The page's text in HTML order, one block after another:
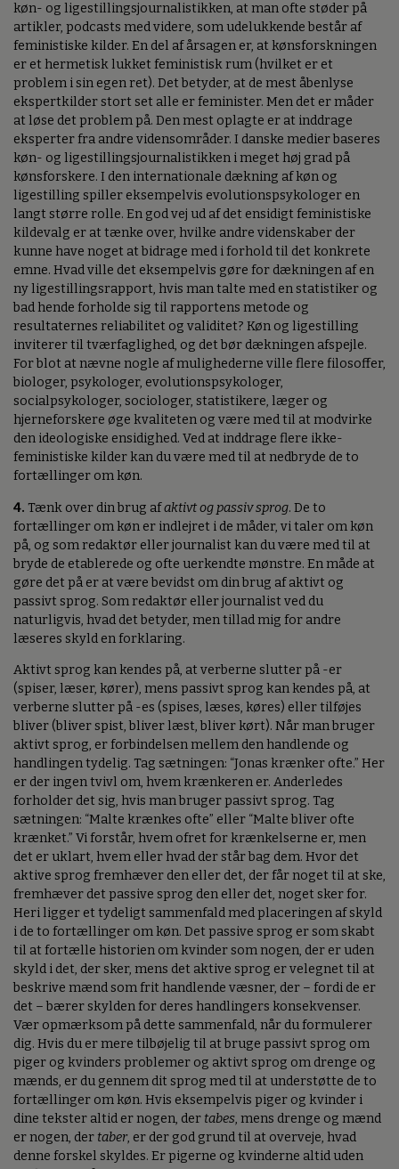
køn- og ligestillingsjournalistikken, at man ofte støder på
artikler, podcasts med videre, som udelukkende består af
feministiske kilder. En del af årsagen er, at kønsforskningen
er et hermetisk lukket feministisk rum (hvilket er et
problem i sin egen ret). Det betyder, at de mest åbenlyse
ekspertkilder stort set alle er feminister. Men det er måder
at løse det problem på. Den mest oplagte er at inddrage
eksperter fra andre vidensområder. I danske medier baseres
køn- og ligestillingsjournalistikken i meget høj grad på
kønsforskere. I den internationale dækning af køn og
ligestilling spiller eksempelvis evolutionspsykologer en
langt større rolle. En god vej ud af det ensidigt feministiske
kildevalg er at tænke over, hvilke andre videnskaber der
kunne have noget at bidrage med i forhold til det konkrete
emne. Hvad ville det eksempelvis gøre for dækningen af en
ny ligestillingsrapport, hvis man talte med en statistiker og
bad hende forholde sig til rapportens metode og
resultaternes reliabilitet og validitet? Køn og ligestilling
inviterer til tværfaglighed, og det bør dækningen afspejle.
For blot at nævne nogle af mulighederne ville flere filosoffer,
biologer, psykologer, evolutionspsykologer,
socialpsykologer, sociologer, statistikere, læger og
hjerneforskere øge kvaliteten og være med til at modvirke
den ideologiske ensidighed. Ved at inddrage flere ikke-
feministiske kilder kan du være med til at nedbryde de to
fortællinger om køn.
4. Tænk over din brug afaktivt og passiv sprog. De to
fortællinger om køn er indlejret i de måder, vi taler om køn
på, og som redaktør eller journalist kan du være med til at
bryde de etablerede og ofte uerkendte mønstre. En måde at
gøre det på er at være bevidst om din brug af aktivt og
passivt sprog. Som redaktør eller journalist ved du
naturligvis, hvad det betyder, men tillad mig for andre
læseres skyld en forklaring.
Aktivt sprog kan kendes på, at verberne slutter på -er
(spiser, læser, kører), mens passivt sprog kan kendes på, at
verberne slutter på -es (spises, læses, køres) eller tilføjes
bliver (bliver spist, bliver læst, bliver kørt). Når man bruger
aktivt sprog, er forbindelsen mellem den handlende og
handlingen tydelig. Tag sætningen: “Jonas krænker ofte.” Her
er der ingen tvivl om, hvem krænkeren er. Anderledes
forholder det sig, hvis man bruger passivt sprog. Tag
sætningen: “Malte krænkes ofte” eller “Malte bliver ofte
krænket.” Vi forstår, hvem ofret for krænkelserne er, men
det er uklart, hvem eller hvad der står bag dem. Hvor det
aktive sprog fremhæver den eller det, der får noget til at ske,
fremhæver det passive sprog den eller det, noget sker for.
Heri ligger et tydeligt sammenfald med placeringen af skyld
i de to fortællinger om køn. Det passive sprog er som skabt
til at fortælle historien om kvinder som nogen, der er uden
skyld i det, der sker, mens det aktive sprog er velegnet til at
beskrive mænd som frit handlende væsner, der – fordi de er
det – bærer skylden for deres handlingers konsekvenser.
Vær opmærksom på dette sammenfald, når du formulerer
dig. Hvis du er mere tilbøjelig til at bruge passivt sprog om
piger og kvinders problemer og aktivt sprog om drenge og
mænds, er du gennem dit sprog med til at understøtte de to
fortællinger om køn. Hvis eksempelvis piger og kvinder i
dine tekster altid er nogen, der tabes, mens drenge og mænd
er nogen, der taber, er der god grund til at overveje, hvad
denne forskel skyldes. Er pigerne og kvinderne altid uden